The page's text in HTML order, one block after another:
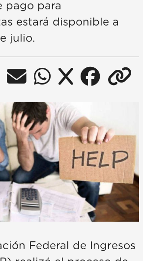
pago para
estará disponible a
julio.
Federal de Ingresos